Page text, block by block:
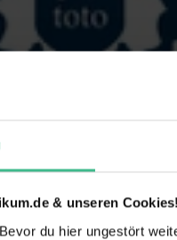
& unseren
du hier ungestört